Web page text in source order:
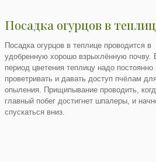
Посадка огурцов в
Посадка огурцов в теплице проводится в
удобренную хорошо взрыхлённую почву.
период цветения теплицу надо постоянно
проветривать и давать доступ пчёлам
опыления. Прищипывание проводить,
главный побег достигнет шпалеры, и
спускаться вниз.